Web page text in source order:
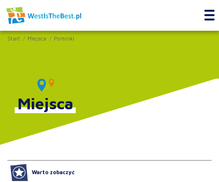
Start Miejsca Pomniki
Miejsca
Warto zobaczyć